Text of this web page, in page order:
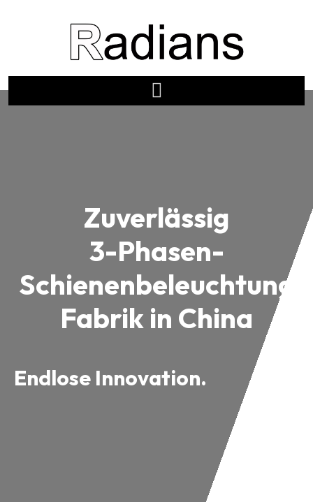
Zuverlässig
3-Phasen-
Schienenbeleuchtung
Fabrik in China
Endlose Innovation.